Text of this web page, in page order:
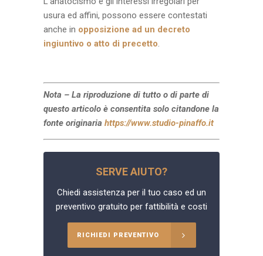
usura ed affini, possono essere contestati
anche in opposizione ad un decreto
ingiuntivo o atto di precetto.
Nota – La riproduzione di tutto o di parte di
questo articolo è consentita solo citandone la
fonte originaria https://www.studio-pinaffo.it
SERVE AIUTO?
Chiedi assistenza per il tuo caso ed un
preventivo gratuito per fattibilità e costi
RICHIEDI PREVENTIVO